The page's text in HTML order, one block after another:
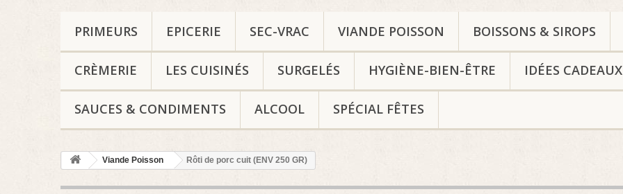
PRIMEURS EPICERIE SEC-VRAC VIANDE POISSON BOISSONS & SIROPS
CRÈMERIE LES CUISINÉS SURGELÉS HYGIÈNE-BIEN-ÊTRE IDÉES CADEAUX
SAUCES & CONDIMENTS ALCOOL SPÉCIAL FÊTES
Viande Poisson Rôti de porc cuit (ENV 250 GR)